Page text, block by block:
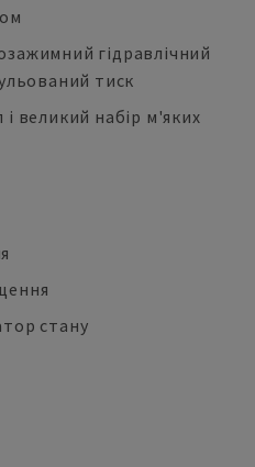
гідравлічний
тиск
великий набір м'яких
стану